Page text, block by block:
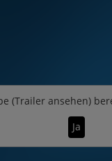
(Trailer ansehen)
Ja